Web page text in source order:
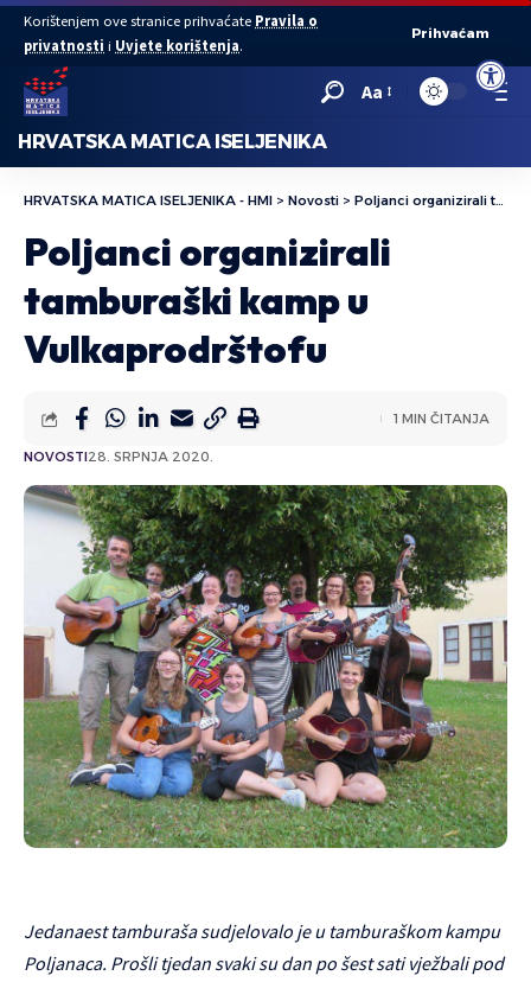
Open
Korištenjem ove stranice prihvaćate Pravila o
privatnosti i Uvjete korištenja.
Prihvaćam
Aa
HRVATSKA MATICA ISELJENIKA
HRVATSKA MATICA ISELJENIKA - HMI > Novosti > Poljanci organizirali tamburaški kamp u Vulkaprodrštofu
Poljanci organizirali
tamburaški kamp u
Vulkaprodrštofu
NOVOSTI28. SRPNJA 2020.
1 MIN ČITANJA
Jedanaest tamburaša sudjelovalo je u tamburaškom kampu
Poljanaca. Prošli tjedan svaki su dan po šest sati vježbali pod